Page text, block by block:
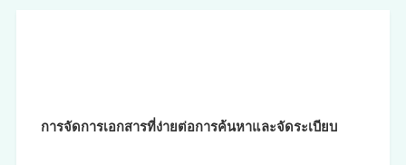
การจัดการเอกสารที่ง่ายต่อการค้นหาและจัดระเบียบ